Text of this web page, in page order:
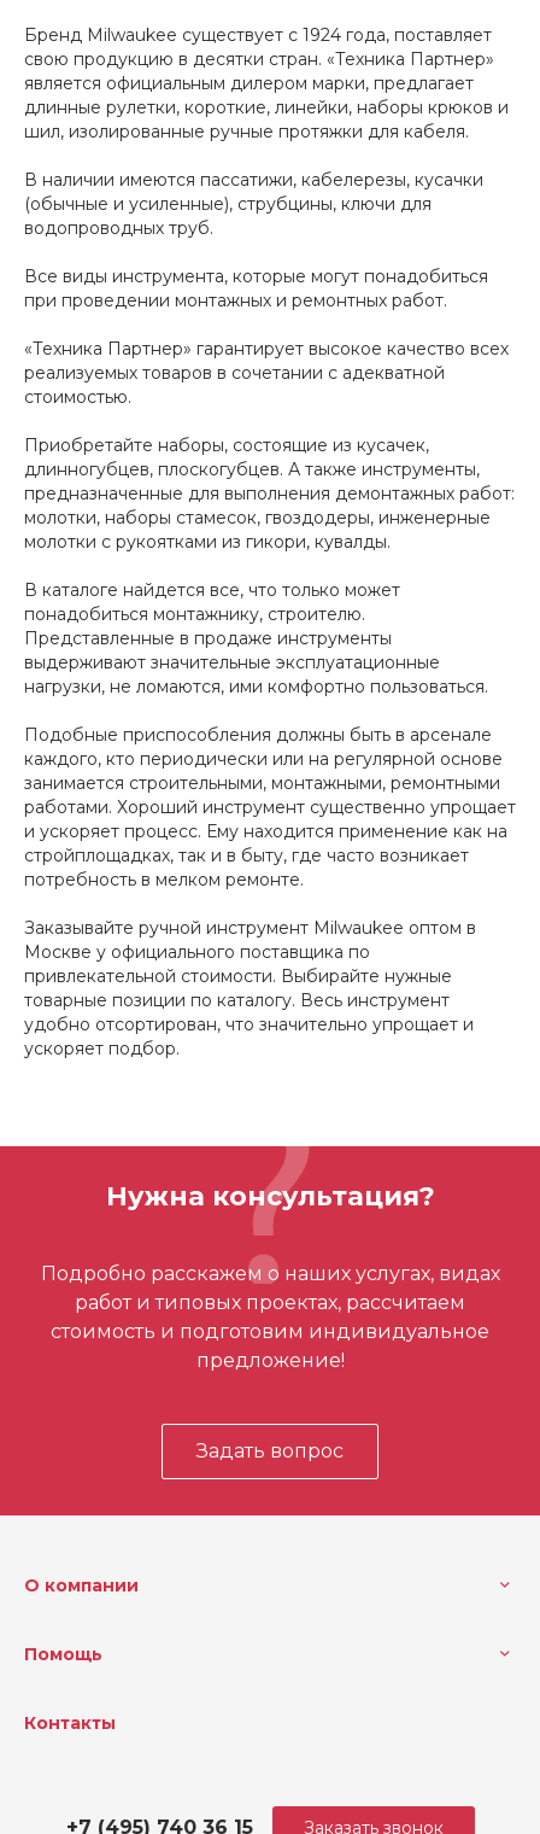
Бренд Milwaukee существует с 1924 года, поставляет
свою продукцию в десятки стран. «Техника Партнер»
является официальным дилером марки, предлагает
длинные рулетки, короткие, линейки, наборы крюков и
шил, изолированные ручные протяжки для кабеля.
В наличии имеются пассатижи, кабелерезы, кусачки
(обычные и усиленные), струбцины, ключи для
водопроводных труб.
Все виды инструмента, которые могут понадобиться
при проведении монтажных и ремонтных работ.
«Техника Партнер» гарантирует высокое качество всех
реализуемых товаров в сочетании с адекватной
стоимостью.
Приобретайте наборы, состоящие из кусачек,
длинногубцев, плоскогубцев. А также инструменты,
предназначенные для выполнения демонтажных работ:
молотки, наборы стамесок, гвоздодеры, инженерные
молотки с рукоятками из гикори, кувалды.
В каталоге найдется все, что только может
понадобиться монтажнику, строителю.
Представленные в продаже инструменты
выдерживают значительные эксплуатационные
нагрузки, не ломаются, ими комфортно пользоваться.
Подобные приспособления должны быть в арсенале
каждого, кто периодически или на регулярной основе
занимается строительными, монтажными, ремонтными
работами. Хороший инструмент существенно упрощает
и ускоряет процесс. Ему находится применение как на
стройплощадках, так и в быту, где часто возникает
потребность в мелком ремонте.
Заказывайте ручной инструмент Milwaukee оптом в
Москве у официального поставщика по
привлекательной стоимости. Выбирайте нужные
товарные позиции по каталогу. Весь инструмент
удобно отсортирован, что значительно упрощает и
ускоряет подбор.
Нужна консультация?
Подробно расскажем о наших услугах, видах
работ и типовых проектах, рассчитаем
стоимость и подготовим индивидуальное
предложение!
Задать вопрос
О компании
Помощь
Контакты
+7 (495) 740 36 15 Заказать звонок